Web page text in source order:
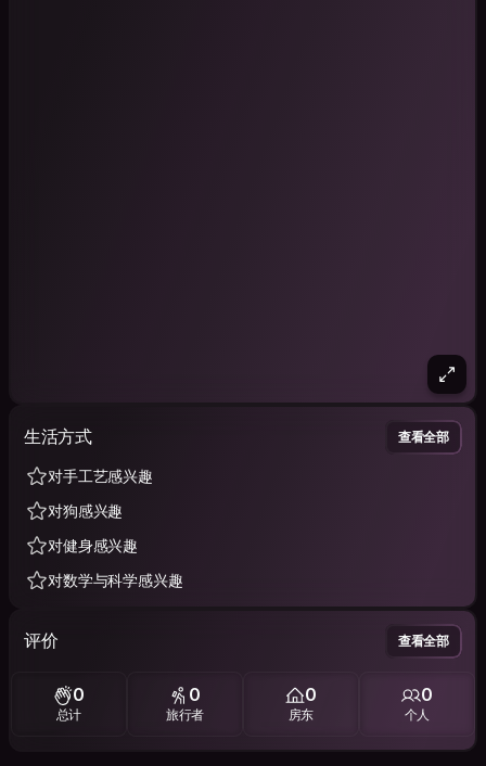
生活方式 查看全部
对手工艺感兴趣
对狗感兴趣
对健身感兴趣
对数学与科学感兴趣
评价 查看全部
0
总计
0
旅行者
0
房东
0
个人